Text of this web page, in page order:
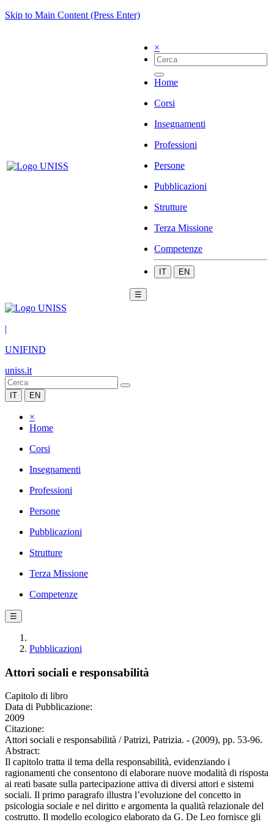
Skip to Main Content (Press Enter)
×
Home
Corsi
Insegnamenti
Professioni
Persone
Pubblicazioni
Strutture
Terza Missione
Competenze
IT EN
☰
|
UNIFIND
uniss.it
IT EN
×
Home
Corsi
Insegnamenti
Professioni
Persone
Pubblicazioni
Strutture
Terza Missione
Competenze
☰
Pubblicazioni
Attori sociali e responsabilità
Capitolo di libro
Data di Pubblicazione:
2009
Citazione:
Attori sociali e responsabilità / Patrizi, Patrizia. - (2009), pp. 53-96.
Abstract:
Il capitolo tratta il tema della responsabilità, evidenziando i
ragionamenti che consentono di elaborare nuove modalità di risposta
ai reati basate sulla partecipazione attiva di diversi attori e sistemi
sociali. Il primo paragrafo illustra l’evoluzione del concetto in
psicologia sociale e nel diritto e argomenta la qualità relazionale del
costrutto. Il modello ecologico elaborato da G. De Leo fornisce gli